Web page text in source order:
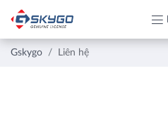
Gskygo Liên hệ